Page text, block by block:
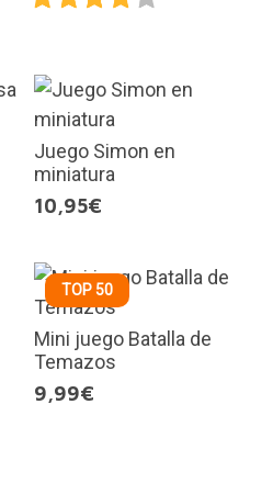
Juego Simon en
miniatura
10,95€
TOP 50
Mini juego Batalla de
Temazos
9,99€